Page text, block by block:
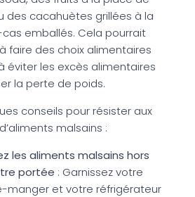
des cacahuètes grillées à la
cas emballés. Cela pourrait
faire des choix alimentaires
éviter les excès alimentaires
la perte de poids.
conseils pour résister aux
malsains :
les aliments malsains hors
portée : Garnissez votre
manger et votre réfrigérateur